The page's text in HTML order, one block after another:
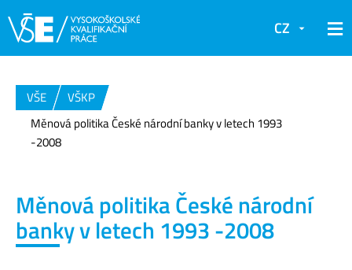
CZ
VŠE
VŠKP
Měnová politika České národní banky v letech 1993
-2008
Měnová politika České národní
banky v letech 1993 -2008